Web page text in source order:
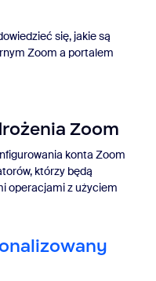
się, jakie są
Zoom a portalem
Zoom
konta Zoom
którzy będą
operacjami z użyciem